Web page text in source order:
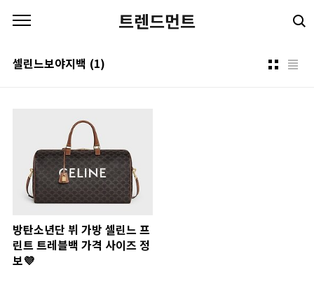
트렌드먼트
셀린느보야지백 (1)
방탄소년단 뷔 가방 셀린느 프
린트 트레블백 가격 사이즈 정
보💜